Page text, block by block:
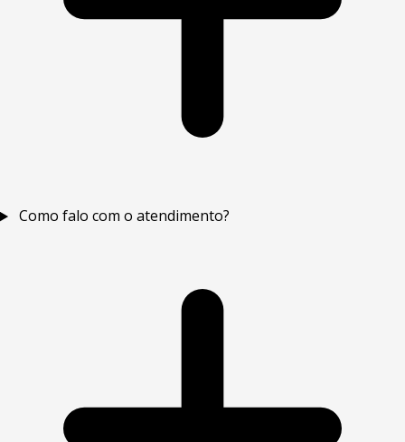
Como falo com o atendimento?